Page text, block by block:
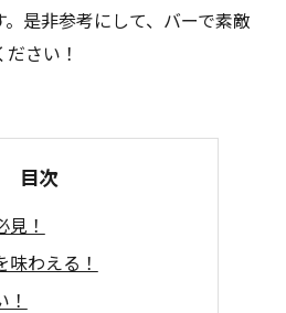
是非参考にして、バーで素敵
さい！
目次
見！
味わえる！